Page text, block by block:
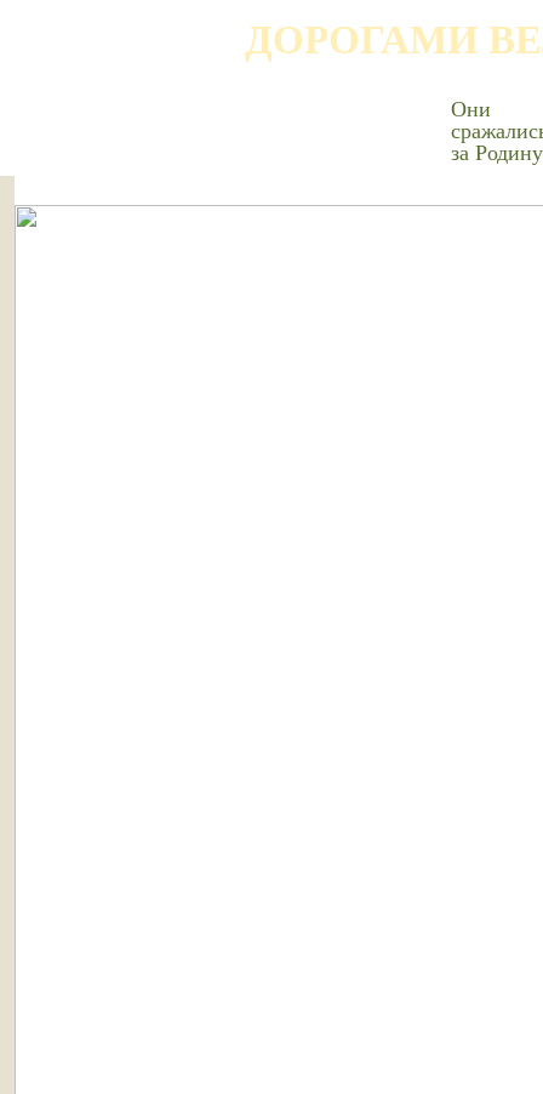
ДОРОГАМИ
Они
за Родину